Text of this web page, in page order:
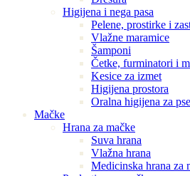
Higijena i nega pasa
Pelene, prostirke i
Vlažne maramice
Šamponi
Četke, furminatori i
Kesice za izmet
Higijena prostora
Oralna higijena za pse
Mačke
Hrana za mačke
Suva hrana
Vlažna hrana
Medicinska hrana za